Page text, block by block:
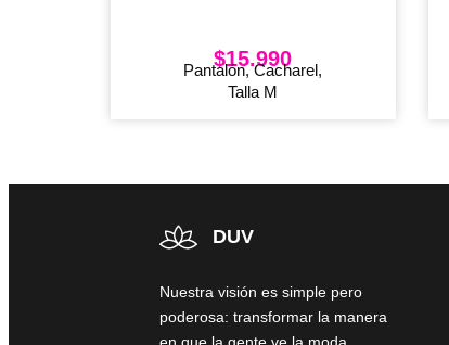
$15.990
Pantalón, Cacharel,
Talla M
DUV
Nuestra visión es simple pero
poderosa: transformar la manera